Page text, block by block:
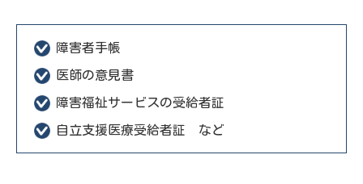
障害者手帳
医師の意見書
障害福祉サービスの受給者証
自立支援医療受給者証 など